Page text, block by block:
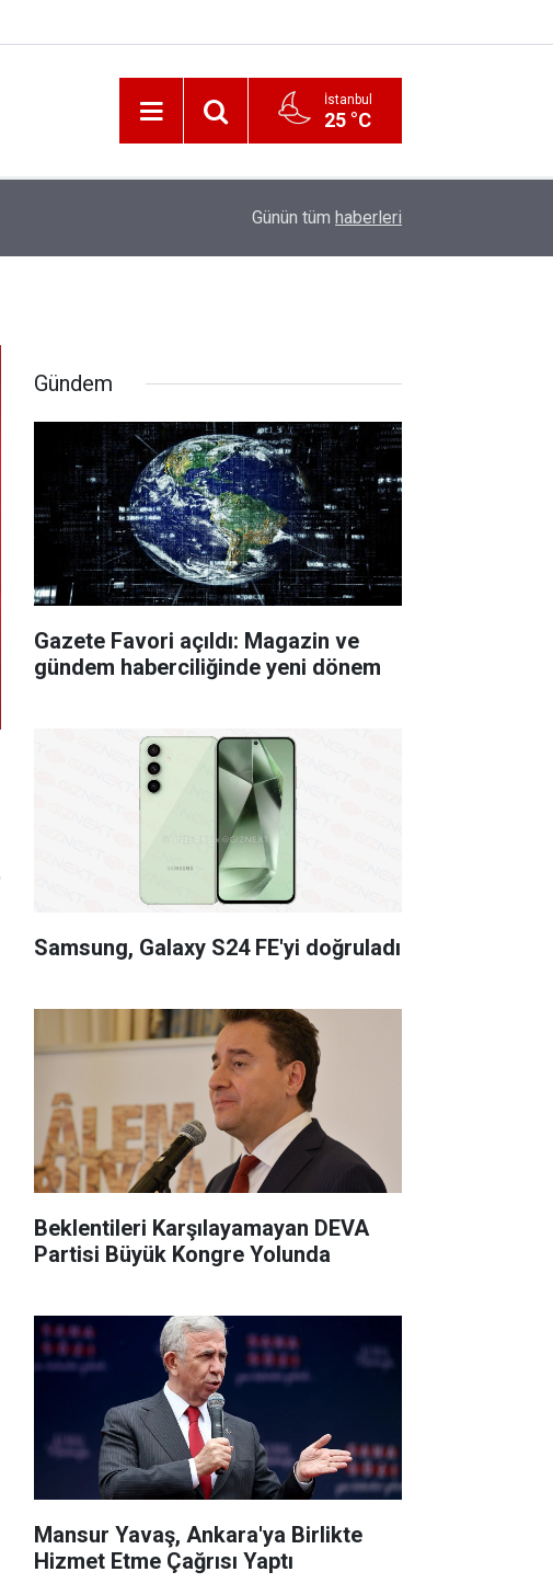
İstanbul
25 °C
İzmir 112’de Kan Donduran İddialar!
Günün tüm haberleri
Gündem
Gazete Favori açıldı: Magazin ve
gündem haberciliğinde yeni dönem
Samsung, Galaxy S24 FE'yi doğruladı
Beklentileri Karşılayamayan DEVA
Partisi Büyük Kongre Yolunda
Mansur Yavaş, Ankara'ya Birlikte
Hizmet Etme Çağrısı Yaptı